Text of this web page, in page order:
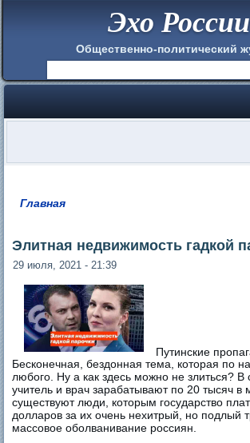
Эхо России
Общественно-политический
Главная
Элитная недвижимость гадкой
29 июля, 2021 - 21:39
Путинские
Бесконечная, бездонная тема, которая по
любого. Ну а как здесь можно не злиться? В
учитель и врач зарабатывают по 20 тысяч в
существуют люди, которым государство
долларов за их очень нехитрый, но подлый
массовое оболванивание россиян.